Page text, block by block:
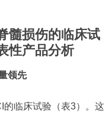
髓损伤的临床试
性产品分析
领先
临床试验（表3）。这